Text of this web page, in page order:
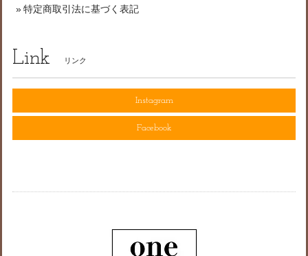
特定商取引法に基づく表記
Link リンク
Instagram
Facebook